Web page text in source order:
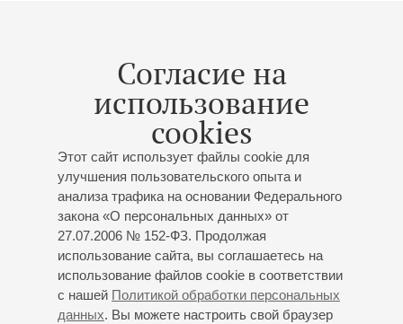
Согласие на
использование
cookies
Этот сайт использует файлы cookie для
улучшения пользовательского опыта и
анализа трафика на основании Федерального
закона «О персональных данных» от
27.07.2006 № 152-ФЗ. Продолжая
использование сайта, вы соглашаетесь на
использование файлов cookie в соответствии
с нашей Политикой обработки персональных
данных. Вы можете настроить свой браузер
20:00,Вс
Большой зал
Шуман. Концерт для
фортепиано с оркестром
Солистка – Элисо Вирсаладзе
Концерт 7-го абонемента « Популярная классика
Академический симфонический оркестр
филармонии